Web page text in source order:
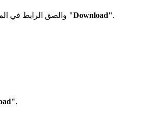
"Download".
.